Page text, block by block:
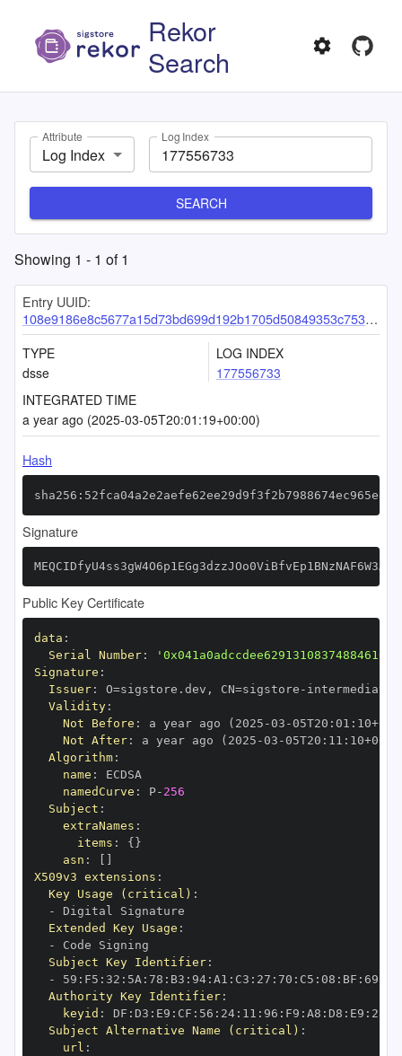
Rekor
Search
Attribute
Log Index
Log Index
SEARCH
Showing 1 - 1 of1
Entry UUID:
108e9186e8c5677a15d73bd699d192b1705d50849353c753e852852de64c0670d7b2f6e1562af88c
TYPE
dsse
LOG INDEX
177556733
INTEGRATED TIME
a year ago (2025-03-05T20:01:19+00:00)
Hash
Signature
Public Key Certificate
data :
Serial Number:
Signature :
Issuer: O=sigstore.dev , CN=sigstore -
Validity:
Not Before : a year ago (2025 -03 -05T20 : 01 : 10+00
Not After: a year ago (2025 -03 -05T20 : 11 : 10+00
Algorithm:
name :
namedCurve : P- 256
Subject :
extraNames :
items : { }
asn :
X509v3 extensions :
Key Usage (critical) :
-
Extended Key Usage :
-
Subject Key Identifier:
-
59 : F5 : 32 : 5A : 78 : B3 : 94: A1 : C3 : 27 : 70 : C5 : 08 : BF : 69
Authority Key Identifier:
keyid : DF : D3 : E9 : CF : 56 : 24: 11 : 96 : F9 : A8 : D8 : E9 : 28
Subject Alternative Name (critical) :
url :